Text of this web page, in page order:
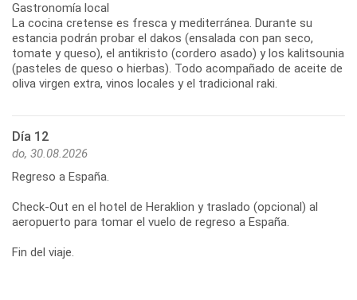
Gastronomía local
La cocina cretense es fresca y mediterránea. Durante su
estancia podrán probar el dakos (ensalada con pan seco,
tomate y queso), el antikristo (cordero asado) y los kalitsounia
(pasteles de queso o hierbas). Todo acompañado de aceite de
oliva virgen extra, vinos locales y el tradicional raki.
Día 12
do, 30.08.2026
Regreso a España.
Check-Out en el hotel de Heraklion y traslado (opcional) al
aeropuerto para tomar el vuelo de regreso a España.
Fin del viaje.